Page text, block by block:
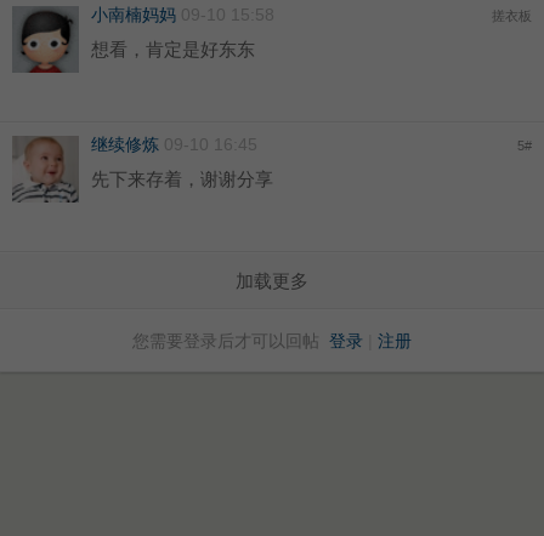
小南楠妈妈 09-10 15:58 搓衣板
想看，肯定是好东东
继续修炼 09-10 16:45 5#
先下来存着，谢谢分享
加载更多
您需要登录后才可以回帖 登录 注册